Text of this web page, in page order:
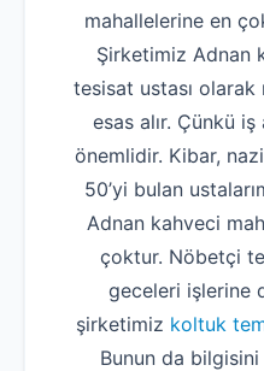
mahallelerine en
Şirketimiz Adnan
tesisat ustası
esas alır. Çünkü
önemlidir. Kibar,
50’yi bulan
Adnan kahveci
çoktur. Nöbetçi
geceleri işlerine
şirketimiz koltuk
Bunun da